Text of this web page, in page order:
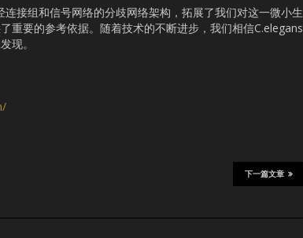
接组和信号网络的分歧网络架构，拓展了我们对这一微小生
重要的参考依据。随着技术的不断进步，我们相信C.elegans
现。
下一篇文章